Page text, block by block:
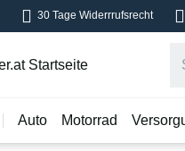
30 Tage Widerrrufsrecht
Auto Motorrad